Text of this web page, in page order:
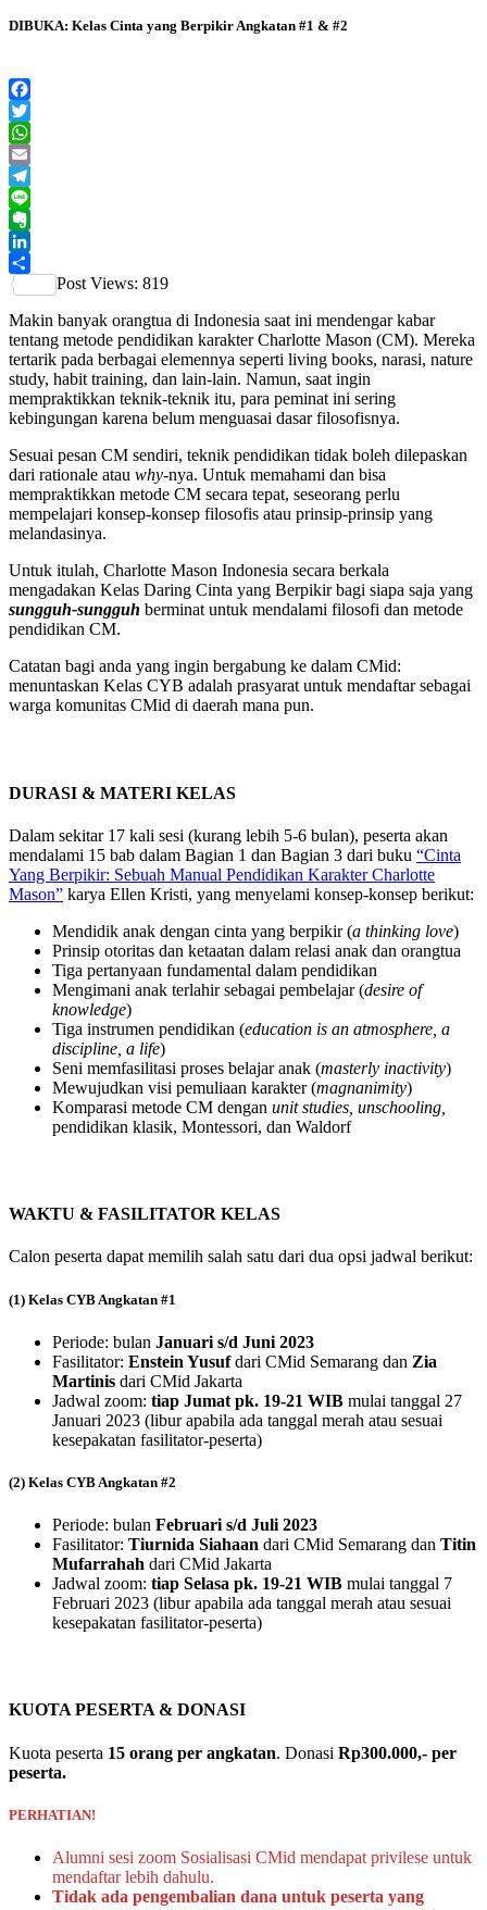
DIBUKA: Kelas Cinta yang Berpikir Angkatan #1 & #2
Facebook
Twitter
WhatsApp
Email
Telegram
Line
Evernote
LinkedIn
Share
Post Views: 819
Makin banyak orangtua di Indonesia saat ini mendengar kabar
tentang metode pendidikan karakter Charlotte Mason (CM). Mereka
tertarik pada berbagai elemennya seperti living books, narasi, nature
study, habit training, dan lain-lain. Namun, saat ingin
mempraktikkan teknik-teknik itu, para peminat ini sering
kebingungan karena belum menguasai dasar filosofisnya.
Sesuai pesan CM sendiri, teknik pendidikan tidak boleh dilepaskan
dari rationale atau why-nya. Untuk memahami dan bisa
mempraktikkan metode CM secara tepat, seseorang perlu
mempelajari konsep-konsep filosofis atau prinsip-prinsip yang
melandasinya.
Untuk itulah, Charlotte Mason Indonesia secara berkala
mengadakan Kelas Daring Cinta yang Berpikir bagi siapa saja yang
sungguh-sungguh berminat untuk mendalami filosofi dan metode
pendidikan CM.
Catatan bagi anda yang ingin bergabung ke dalam CMid:
menuntaskan Kelas CYB adalah prasyarat untuk mendaftar sebagai
warga komunitas CMid di daerah mana pun.
DURASI & MATERI KELAS
Dalam sekitar 17 kali sesi (kurang lebih 5-6 bulan), peserta akan
mendalami 15 bab dalam Bagian 1 dan Bagian 3 dari buku “Cinta
Yang Berpikir: Sebuah Manual Pendidikan Karakter Charlotte
Mason” karya Ellen Kristi, yang menyelami konsep-konsep berikut:
Mendidik anak dengan cinta yang berpikir (a thinking love)
Prinsip otoritas dan ketaatan dalam relasi anak dan orangtua
Tiga pertanyaan fundamental dalam pendidikan
Mengimani anak terlahir sebagai pembelajar (desire of
knowledge)
Tiga instrumen pendidikan (education is an atmosphere, a
discipline, a life)
Seni memfasilitasi proses belajar anak (masterly inactivity)
Mewujudkan visi pemuliaan karakter (magnanimity)
Komparasi metode CM dengan unit studies, unschooling,
pendidikan klasik, Montessori, dan Waldorf
WAKTU & FASILITATOR KELAS
Calon peserta dapat memilih salah satu dari dua opsi jadwal berikut:
(1) Kelas CYB Angkatan #1
Periode: bulan Januari s/d Juni 2023
Fasilitator: Enstein Yusufdari CMid Semarang dan Zia
Martinis dari CMid Jakarta
Jadwal zoom: tiap Jumat pk. 19-21 WIB mulai tanggal 27
Januari 2023 (libur apabila ada tanggal merah atau sesuai
kesepakatan fasilitator-peserta)
(2) Kelas CYB Angkatan #2
Periode: bulan Februari s/d Juli 2023
Fasilitator: Tiurnida Siahaan dari CMid Semarang dan Titin
Mufarrahah dari CMid Jakarta
Jadwal zoom: tiap Selasa pk. 19-21 WIB mulai tanggal 7
Februari 2023 (libur apabila ada tanggal merah atau sesuai
kesepakatan fasilitator-peserta)
KUOTA PESERTA & DONASI
Kuota peserta 15 orang per angkatan. Donasi Rp300.000,- per
peserta.
PERHATIAN!
Alumni sesi zoom Sosialisasi CMid mendapat privilese untuk
mendaftar lebih dahulu.
Tidak ada pengembalian dana untuk peserta yang